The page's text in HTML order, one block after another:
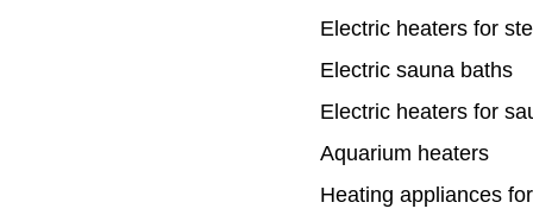
Electric heaters for
Electric sauna baths
Electric heaters for
Aquarium heaters
Heating appliances